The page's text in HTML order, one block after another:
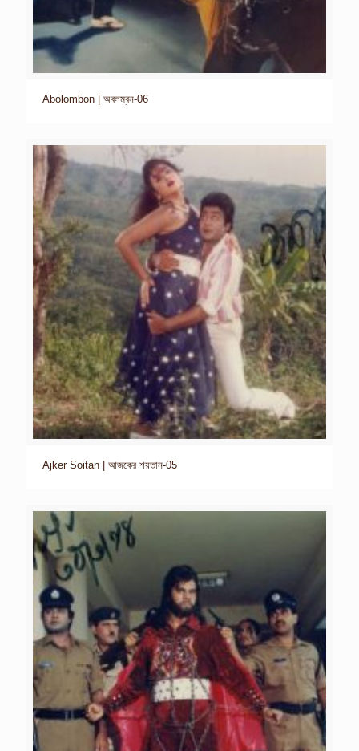
Abolombon | অবলম্বন-06
Ajker Soitan | আজকের শয়তান-05